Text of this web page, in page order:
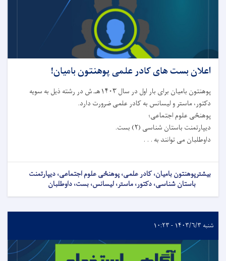
اعلان بست های کادر علمی پوهنتون بامیان!
پوهنتون بامیان برای بار اول در سال ۱۴۰۳هـ.ش در رشته ذيل به سويه
دکتور، ماستر و لیسانس به کادر علمی ضرورت دارد.
پوهنځی علوم اجتماعی؛
دیپارتمنت باستان شناسی (۲) بست.
داوطلبان می توانند به . . .
بیشترپوهنتون بامیان، کادر علمی، پوهنځی علوم اجتماعی، دیپارتمنت
باستان شناسی، دکتور، ماستر، لیسانس، بست، داوطلبان
شنبه ۱۴۰۳/۶/۳ - ۱۰:۲۳